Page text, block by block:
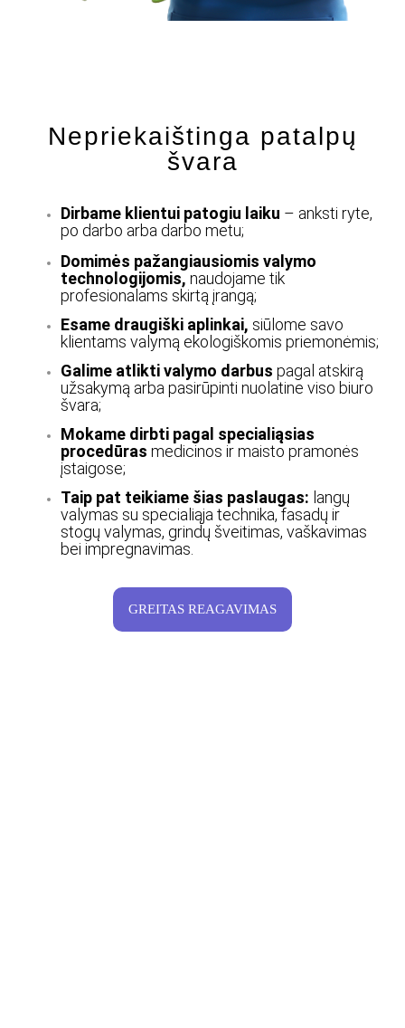
Nepriekaištinga patalpų
švara
Dirbame klientui patogiu laiku – anksti ryte,
po darbo arba darbo metu;
Domimės pažangiausiomis valymo
technologijomis, naudojame tik
profesionalams skirtą įrangą;
Esame draugiški aplinkai, siūlome savo
klientams valymą ekologiškomis priemonėmis;
Galime atlikti valymo darbus pagal atskirą
užsakymą arba pasirūpinti nuolatine viso biuro
švara;
Mokame dirbti pagal specialiąsias
procedūras medicinos ir maisto pramonės
įstaigose;
Taip pat teikiame šias paslaugas: langų
valymas su specialiąja technika, fasadų ir
stogų valymas, grindų šveitimas, vaškavimas
bei impregnavimas.
GREITAS REAGAVIMAS